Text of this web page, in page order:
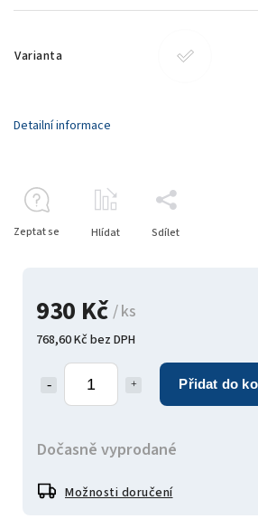
Varianta
930 Kč / ks
768,60 Kč bez DPH
Přidat do
Dočasně vyprodané
Možnosti doručení
Detailní informace
Zeptat se Hlídat Sdílet